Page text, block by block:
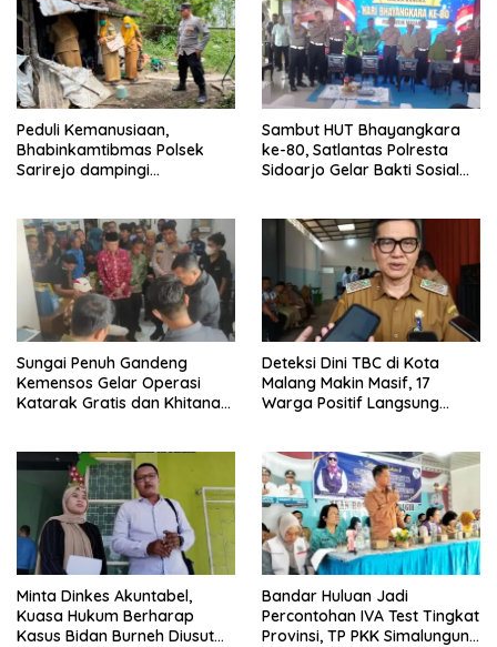
Peduli Kemanusiaan,
Bhabinkamtibmas Polsek
Sarirejo dampingi
Sambut HUT Bhayangkara
ke-80, Satlantas Polresta
Sidoarjo Gelar Bakti Sosial
Sungai Penuh Gandeng
Kemensos Gelar Operasi
Katarak Gratis dan Khitanan
Deteksi Dini TBC di Kota
Malang Makin Masif, 17
Warga Positif Langsung
Minta Dinkes Akuntabel,
Kuasa Hukum Berharap
Kasus Bidan Burneh Diusut
Bandar Huluan Jadi
Percontohan IVA Test Tingkat
Provinsi, TP PKK Simalungun